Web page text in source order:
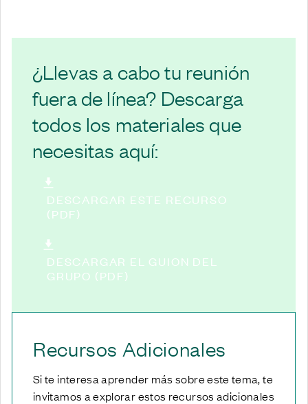
¿Llevas a cabo tu reunión
fuera de línea? Descarga
todos los materiales que
necesitas aquí:
DESCARGAR ESTE RECURSO
(PDF)
DESCARGAR EL GUION DEL
GRUPO (PDF)
Recursos Adicionales
Si te interesa aprender más sobre este tema, te
invitamos a explorar estos recursos adicionales